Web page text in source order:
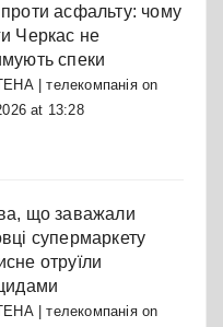
асфальту: чому
Черкас не
спеки
| телекомпаніяon
at 13:28
що заважали
супермаркету
отруїли
| телекомпаніяon